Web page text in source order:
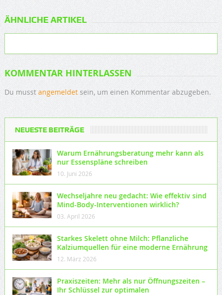
ÄHNLICHE ARTIKEL
KOMMENTAR HINTERLASSEN
Du musst angemeldetsein, um einen Kommentar abzugeben.
NEUESTE BEITRÄGE
Warum Ernährungsberatung mehr kann als
nur Essenspläne schreiben
10. Juni 2026
Wechseljahre neu gedacht: Wie effektiv sind
Mind-Body-Interventionen wirklich?
03. April 2026
Starkes Skelett ohne Milch: Pflanzliche
Kalziumquellen für eine moderne Ernährung
12. März 2026
Praxiszeiten: Mehr als nur Öffnungszeiten –
Ihr Schlüssel zur optimalen